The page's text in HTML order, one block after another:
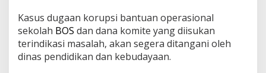
Kasus dugaan korupsi bantuan operasional
sekolah BOS dan dana komite yang diisukan
terindikasi masalah, akan segera ditangani oleh
dinas pendidikan dan kebudayaan.